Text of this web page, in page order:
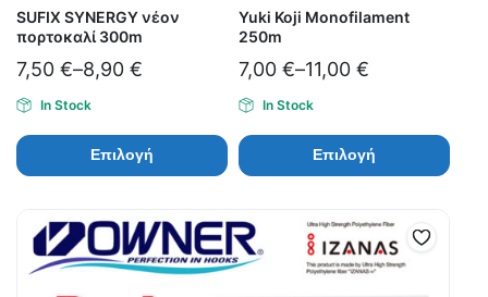
SUFIX SYNERGY νέον
πορτοκαλί 300m
7,50 €–8,90 €
In Stock
Επιλογή
Yuki Koji Monofilament
250m
7,00 €–11,00 €
In Stock
Επιλογή